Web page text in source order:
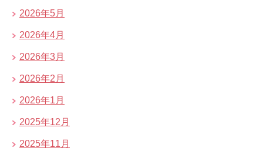
2026年5月
2026年4月
2026年3月
2026年2月
2026年1月
2025年12月
2025年11月